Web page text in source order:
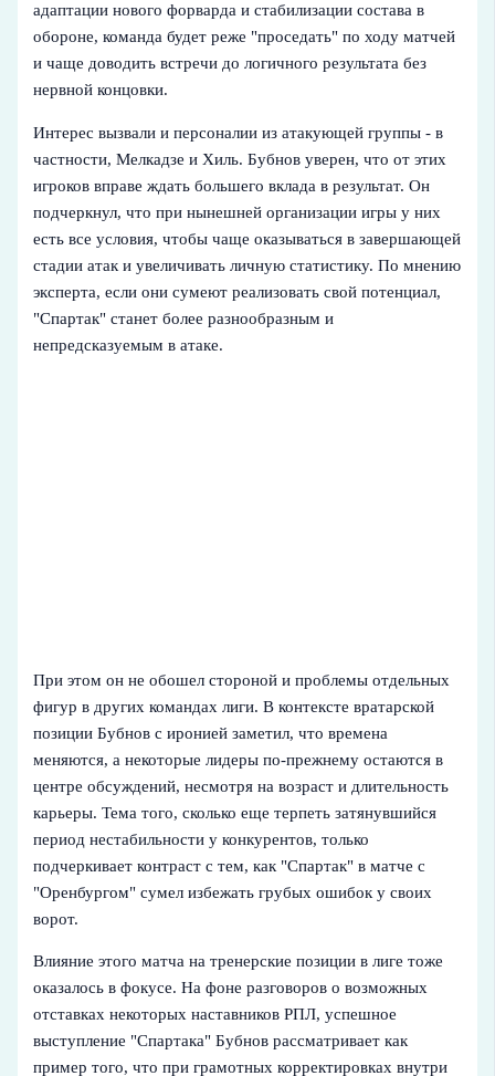
адаптации нового форварда и стабилизации состава в
обороне, команда будет реже "проседать" по ходу матчей
и чаще доводить встречи до логичного результата без
нервной концовки.
Интерес вызвали и персоналии из атакующей группы - в
частности, Мелкадзе и Хиль. Бубнов уверен, что от этих
игроков вправе ждать большего вклада в результат. Он
подчеркнул, что при нынешней организации игры у них
есть все условия, чтобы чаще оказываться в завершающей
стадии атак и увеличивать личную статистику. По мнению
эксперта, если они сумеют реализовать свой потенциал,
"Спартак" станет более разнообразным и
непредсказуемым в атаке.
При этом он не обошел стороной и проблемы отдельных
фигур в других командах лиги. В контексте вратарской
позиции Бубнов с иронией заметил, что времена
меняются, а некоторые лидеры по-прежнему остаются в
центре обсуждений, несмотря на возраст и длительность
карьеры. Тема того, сколько еще терпеть затянувшийся
период нестабильности у конкурентов, только
подчеркивает контраст с тем, как "Спартак" в матче с
"Оренбургом" сумел избежать грубых ошибок у своих
ворот.
Влияние этого матча на тренерские позиции в лиге тоже
оказалось в фокусе. На фоне разговоров о возможных
отставках некоторых наставников РПЛ, успешное
выступление "Спартака" Бубнов рассматривает как
пример того, что при грамотных корректировках внутри